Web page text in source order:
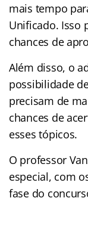
mais tempo
Unificado. Isso
chances de
Além disso, o
possibilidade
precisam de
chances de
esses tópicos.
O professor
especial, com
fase do